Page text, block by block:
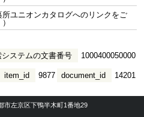
所ユニオンカタログへのリンクをご
ステムの文書番号 1000400050000
document_id 14201
item_id 9877
市左京区下鴨半木町1番地29